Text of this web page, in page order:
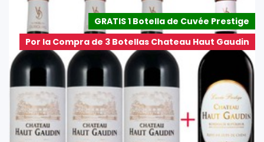
GRATIS 1 Botella de Cuvée Prestige
Por la Compra de 3 Botellas Chateau Haut Gaudin